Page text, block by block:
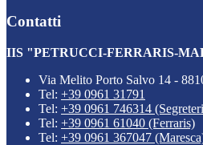
Contatti
IIS "PETRUCCI-FERRARIS-
Via Melito Porto Salvo 14 -
Tel: +39 0961 31791
Tel: +39 0961 746314
Tel: +39 0961 61040 (Ferraris)
Tel: +39 0961 367047